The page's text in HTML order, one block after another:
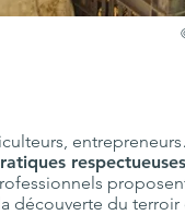
respectueuses
découverte du